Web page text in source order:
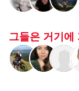
그들은 거기에